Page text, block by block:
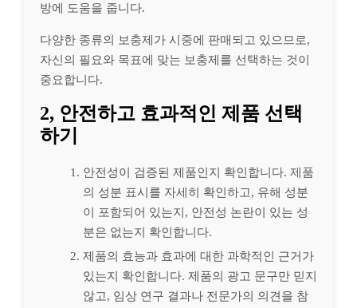
방에 도움을 줍니다.
다양한 종류의 보충제가 시중에 판매되고 있으므로,
자신의 필요와 목표에 맞는 보충제를 선택하는 것이
중요합니다.
2, 안전하고 효과적인 제품 선택
하기
안전성이 검증된 제품인지 확인합니다. 제품
의 성분 표시를 자세히 확인하고, 유해 성분
이 포함되어 있는지, 안전성 논란이 있는 성
분은 없는지 확인합니다.
제품의 효능과 효과에 대한 과학적인 근거가
있는지 확인합니다. 제품의 광고 문구만 믿지
않고, 임상 연구 결과나 전문가의 의견을 참